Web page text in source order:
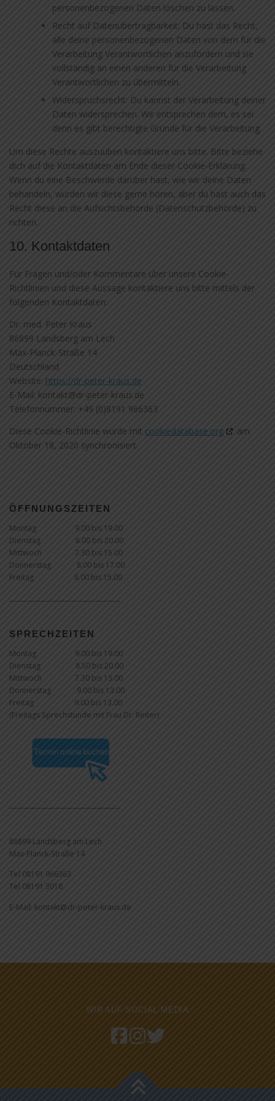
personenbezogenen Daten löschen zu lassen.
Recht auf Datenübertragbarkeit: Du hast das Recht,
alle deine personenbezogenen Daten von dem für die
Verarbeitung Verantwortlichen anzufordern und sie
vollständig an einen anderen für die Verarbeitung
Verantwortlichen zu übermitteln.
Widerspruchsrecht: Du kannst der Verarbeitung deiner
Daten widersprechen. Wir entsprechen dem, es sei
denn es gibt berechtigte Gründe für die Verarbeitung.
Um diese Rechte auszuüben kontaktiere uns bitte. Bitte beziehe
dich auf die Kontaktdaten am Ende dieser Cookie-Erklärung.
Wenn du eine Beschwerde darüber hast, wie wir deine Daten
behandeln, würden wir diese gerne hören, aber du hast auch das
Recht diese an die Aufsichtsbehörde (Datenschutzbehörde) zu
richten.
10. Kontaktdaten
Für Fragen und/oder Kommentare über unsere Cookie-
Richtlinien und diese Aussage kontaktiere uns bitte mittels der
folgenden Kontaktdaten:
Dr. med. Peter Kraus
86899 Landsberg am Lech
Max-Planck-Straße 14
Deutschland
Website: https://dr-peter-kraus.de
E-Mail: kontakt@dr-peter-kraus.de
Telefonnummer: +49 (0)8191 966363
Diese Cookie-Richtlinie wurde mit cookiedatabase.org
am
Oktober 18, 2020 synchronisiert.
ÖFFNUNGSZEITEN
Montag 9.00 bis 19.00
Dienstag 8.00 bis 20.00
Mittwoch 7.30 bis 15.00
Donnerstag 8.00 bis 17.00
Freitag 8.00 bis 15.00
SPRECHZEITEN
Montag 9.00 bis 19.00
Dienstag 8.50 bis 20.00
Mittwoch 7.30 bis 13.00
Donnerstag 9.00 bis 13.00
Freitag 9.00 bis 13.00
(Freitags Sprechstunde mit Frau Dr. Reiter)
86899 Landsberg am Lech
Max-Planck-Straße 14
Tel 08191 966363
Tel 08191 3018
E-Mail: kontakt@dr-peter-kraus.de
WIR AUF SOCIAL MEDIA